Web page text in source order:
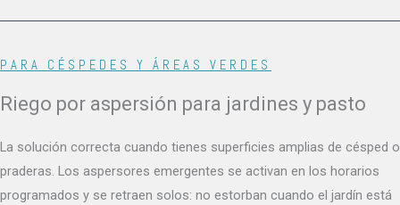
PARA CÉSPEDES Y ÁREAS VERDES
Riego por aspersión para jardines y pasto
La solución correcta cuando tienes superficies amplias de césped o
praderas. Los aspersores emergentes se activan en los horarios
programados y se retraen solos: no estorban cuando el jardín está